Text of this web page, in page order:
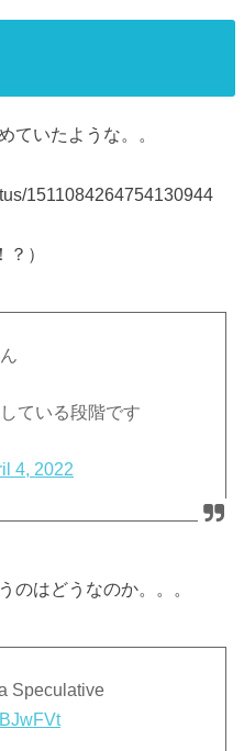
ていたような。。
1511084264754130944
）
ている段階です
4, 2022
のはどうなのか。。。
Speculative